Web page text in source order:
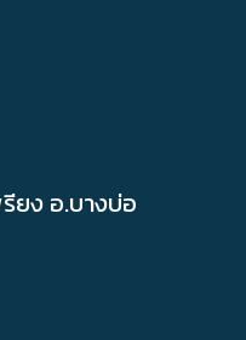
ยง อ.บางบ่อ